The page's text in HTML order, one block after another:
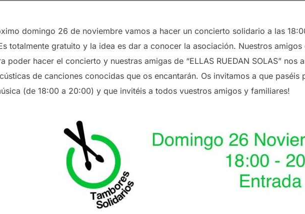
domingo 26 de noviembre vamos a hacer un concierto solidario a las
totalmente gratuito y la idea es dar a conocer la asociación. Nuestros
poder hacer el concierto y nuestras amigas de “ELLAS RUEDAN SOLAS” nos
de canciones conocidas que os encantarán. Os invitamos a que
(de 18:00 a 20:00) y que invitéis a todos vuestros amigos y familiares!